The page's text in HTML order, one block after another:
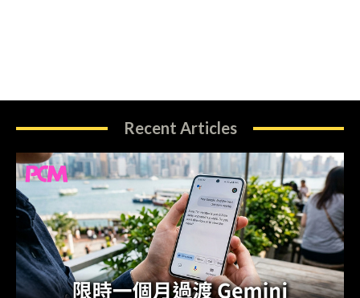
Recent Articles